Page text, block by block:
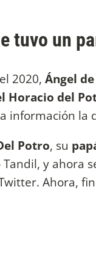
tuvo un
2020, Ángel
Horacio del
información la
Potro, su
y ahora
Ahora,